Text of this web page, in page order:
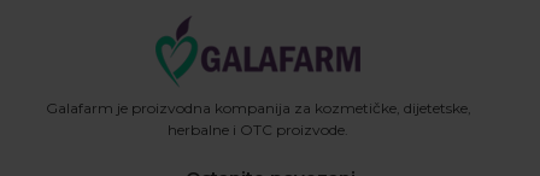
Galafarm je proizvodna kompanija za kozmetičke, dijetetske,
herbalne i OTC proizvode.